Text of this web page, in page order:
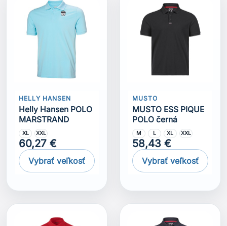
HELLY HANSEN
Helly Hansen POLO
MARSTRAND
XL XXL
60,27 €
Vybrať veľkosť
MUSTO
MUSTO ESS PIQUE
POLO černá
M L XL XXL
58,43 €
Vybrať veľkosť